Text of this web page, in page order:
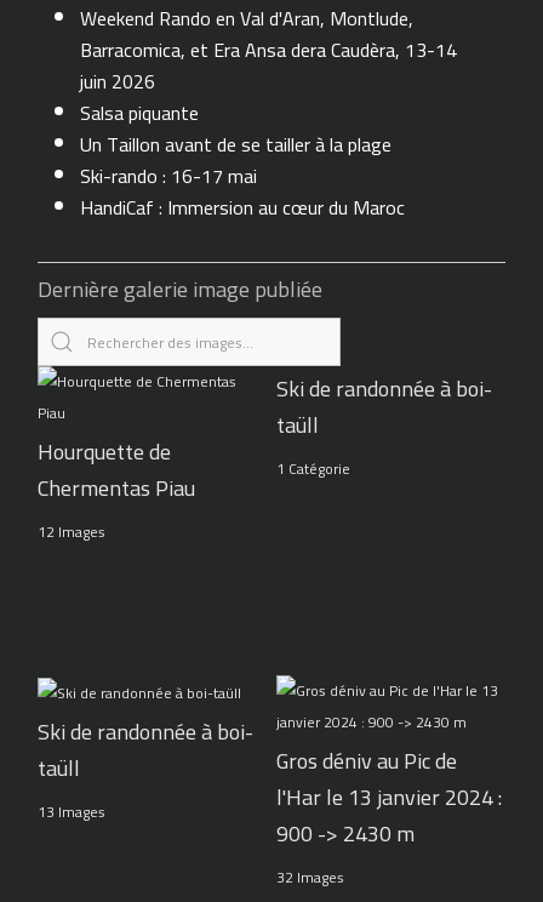
Weekend Rando en Val d'Aran, Montlude,
Barracomica, et Era Ansa dera Caudèra, 13-14
juin 2026
Salsa piquante
Un Taillon avant de se tailler à la plage
Ski-rando : 16-17 mai
HandiCaf : Immersion au cœur du Maroc
Dernière galerie image publiée
Hourquette de
Chermentas Piau
12 Images
Ski de randonnée à boi-
taüll
1 Catégorie
Ski de randonnée à boi-
taüll
13 Images
Gros déniv au Pic de
l'Har le 13 janvier 2024 :
900 -> 2430 m
32 Images